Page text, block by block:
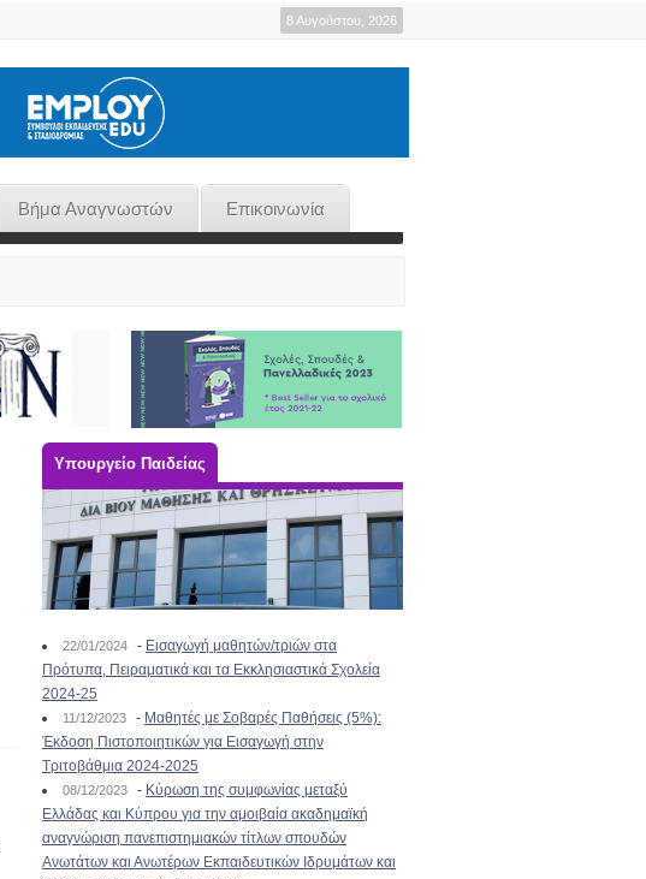
8 Αυγούστου, 2026
Βήμα Αναγνωστών Επικοινωνία
Υπουργείο Παιδείας
22/01/2024 - Εισαγωγή μαθητών/τριών στα
Πρότυπα, Πειραματικά και τα Εκκλησιαστικά Σχολεία
2024-25
11/12/2023 - Μαθητές με Σοβαρές Παθήσεις (5%):
Έκδοση Πιστοποιητικών για Εισαγωγή στην
Τριτοβάθμια 2024-2025
08/12/2023 - Κύρωση της συμφωνίας μεταξύ
Ελλάδας και Κύπρου για την αμοιβαία ακαδημαϊκή
αναγνώριση πανεπιστημιακών τίτλων σπουδών
Ανωτάτων και Ανωτέρων Εκπαιδευτικών Ιδρυμάτων και